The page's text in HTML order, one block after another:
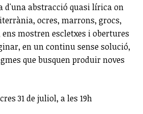
d'una abstracció quasi lírica on
ocres, marrons, grocs,
mostren escletxes i obertures
en un continu sense solució,
que busquen produir noves
31 de juliol, a les 19h